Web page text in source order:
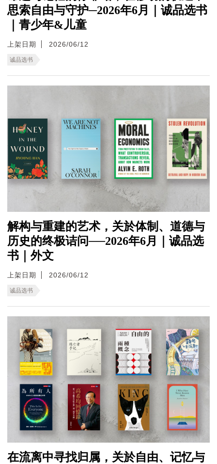
思索自由与守护─2026年6月｜诚品选书
｜青少年&儿童
上架日期 2026/06/12
诚品选书
解构与重建的艺术，关於体制、道德与
历史的终极诘问──2026年6月｜诚品选
书｜外文
上架日期 2026/06/12
诚品选书
在流离中寻找归属，关於自由、记忆与